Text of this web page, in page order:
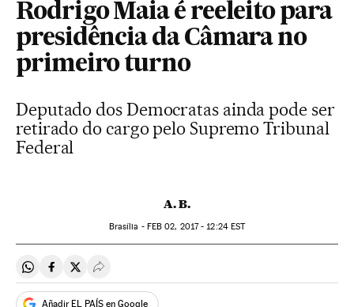
Rodrigo Maia é reeleito para
presidência da Câmara no
primeiro turno
Deputado dos Democratas ainda pode ser
retirado do cargo pelo Supremo Tribunal
Federal
A. B.
Brasília - FEB 02, 2017 - 12:24EST
Compartir en Whatsapp
Compartir en Facebook
Compartir en Twitter
Desplegar Redes Sociales
Añadir EL PAÍS en Google